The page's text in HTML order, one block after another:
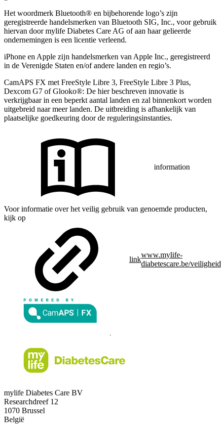
Het woordmerk Bluetooth® en bijbehorende logo’s zijn
geregistreerde handelsmerken van Bluetooth SIG, Inc., voor gebruik
hiervan door mylife Diabetes Care AG of aan haar gelieerde
ondernemingen is een licentie verleend.
iPhone en Apple zĳn handelsmerken van Apple Inc., geregistreerd
in de Verenigde Staten en/of andere landen en regio’s.
CamAPS FX met FreeStyle Libre 3, FreeStyle Libre 3 Plus,
Dexcom G7 of Glooko®: De hier beschreven innovatie is
verkrijgbaar in een beperkt aantal landen en zal binnenkort worden
uitgebreid naar meer landen. De uitbreiding is afhankelijk van
plaatselijke goedkeuring door de reguleringsinstanties.
information
Voor informatie over het veilig gebruik van genoemde producten,
kijk op
link
www.mylife-
diabetescare.be/veiligheid
mylife Diabetes Care BV
Researchdreef 12
1070 Brussel
België